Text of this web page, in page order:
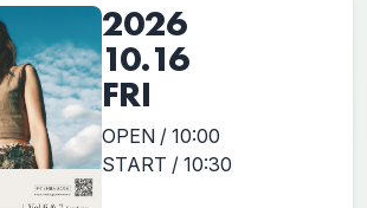
2026
10.16
FRI
OPEN / 10:00
START / 10:30